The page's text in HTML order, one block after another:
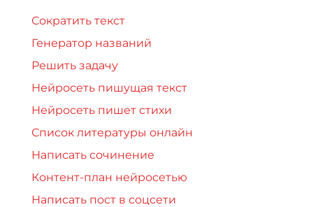
Сократить текст
Генератор названий
Решить задачу
Нейросеть пишущая текст
Нейросеть пишет стихи
Список литературы онлайн
Написать сочинение
Контент-план нейросетью
Написать пост в соцсети